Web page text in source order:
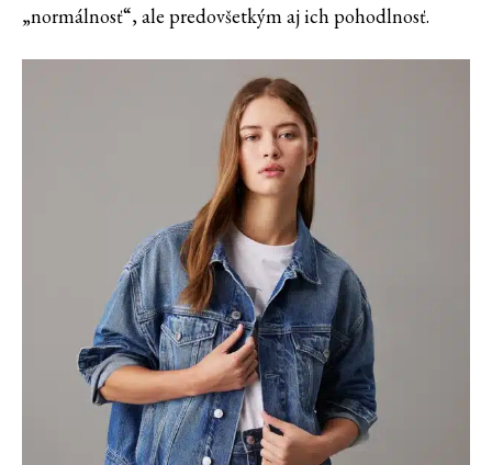
„normálnosť“, ale predovšetkým aj ich pohodlnosť.